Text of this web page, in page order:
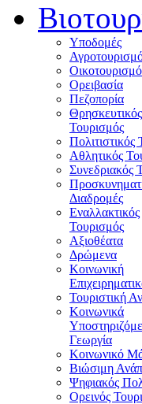
Υποδομές
Ορειβασία
Πεζοπορία
Θρησκευτικός
Τουρισμός
Πολιτιστικός
Αθλητικός
Συνεδριακός
Διαδρομές
Εναλλακτικός
Τουρισμός
Αξιοθέατα
Δρώμενα
Κοινωνική
Τουριστική
Κοινωνικά
Γεωργία
Κοινωνικό
Βιώσιμη
Ψηφιακός
Ορεινός